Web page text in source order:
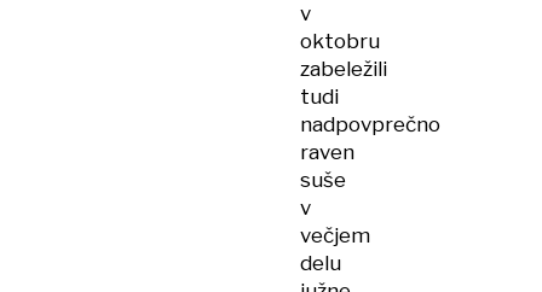
v
oktobru
zabeležili
tudi
nadpovprečno
raven
suše
v
večjem
delu